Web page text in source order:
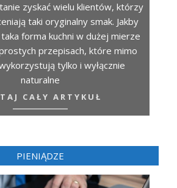
zyskać wielu klientów, którzy
taki oryginalny smak. Jakby
forma kuchni w dużej mierze
przepisach, które mimo
tylko i wyłącznie
naturalne
CAŁY ARTYKUŁ
PIENIĄDZE